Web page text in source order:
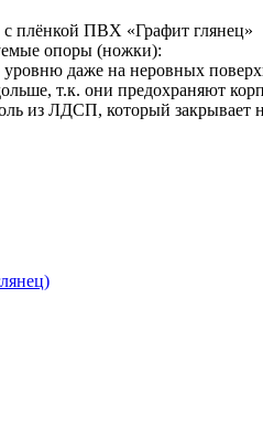
плёнкой ПВХ «Графит глянец»
опоры (ножки):
уровню даже на неровных
т.к. они предохраняют
из ЛДСП, который закрывает